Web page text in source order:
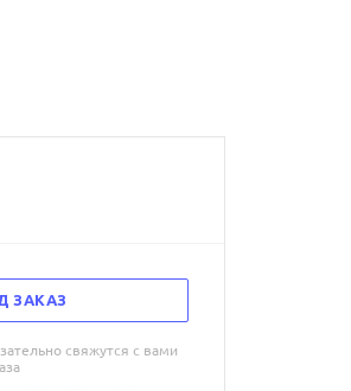
ЗАКАЗ
свяжутся с вами